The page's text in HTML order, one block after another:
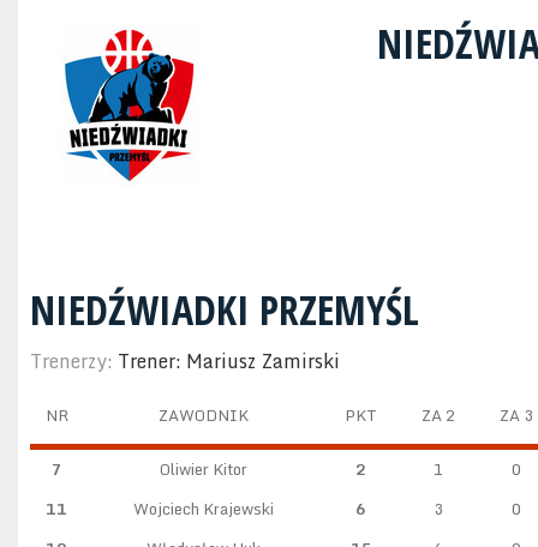
NIEDŹWIADKI PRZEMYŚL
Trenerzy: Trener: Mariusz Zamirski
NR ZAWODNIK PKT ZA 2 ZA 3
7 Oliwier Kitor 2 1
0
11
Wojciech Krajewski 6 3
0